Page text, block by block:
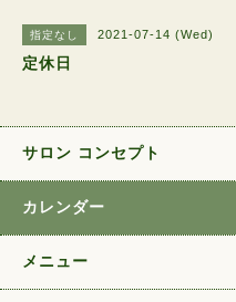
指定なし 2021-07-14 (Wed)
定休日
サロン コンセプト
カレンダー
メニュー